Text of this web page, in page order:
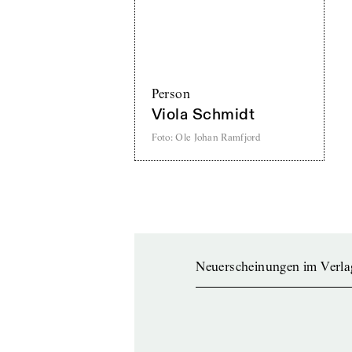
Person
Viola Schmidt
Foto: Ole Johan Ramfjord
Neuerscheinungen im